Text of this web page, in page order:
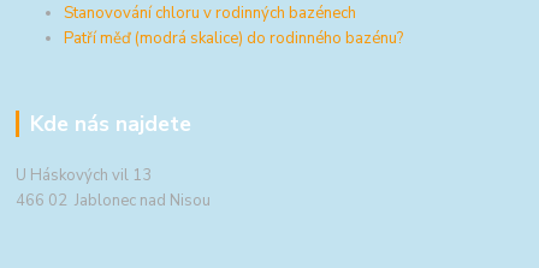
Stanovování chloru v rodinných bazénech
Patří měď (modrá skalice) do rodinného bazénu?
Kde nás najdete
U Háskových vil 13
466 02 Jablonec nad Nisou